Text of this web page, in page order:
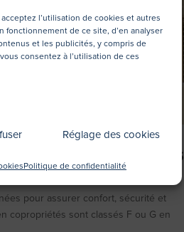
l’utilisation de cookies et autres
de ce site, d’en analyser
et les publicités, y compris de
consentez à l’utilisation de ces
Réglage des cookies
Politique de confidentialité
nouvelles obligations
pour assurer confort, sécurité et
copropriétés sont classés F ou G en